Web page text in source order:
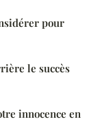
pour
le succès
innocence en